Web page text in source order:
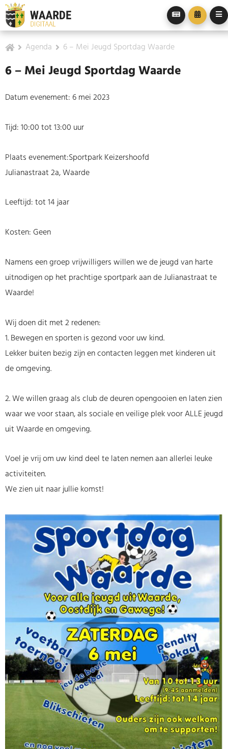
Agenda 6 – Mei Jeugd Sportdag Waarde
6 – Mei Jeugd Sportdag Waarde
Datum evenement: 6 mei 2023
Tijd: 10:00 tot 13:00 uur
Plaats evenement:Sportpark Keizershoofd
Julianastraat 2a, Waarde
Leeftijd: tot 14 jaar
Kosten: Geen
Namens een groep vrijwilligers willen we de jeugd van harte
uitnodigen op het prachtige sportpark aan de Julianastraat te
Waarde!
Wij doen dit met 2 redenen:
1. Bewegen en sporten is gezond voor uw kind.
Lekker buiten bezig zijn en contacten leggen met kinderen uit
de omgeving.
2. We willen graag als club de deuren opengooien en laten zien
waar we voor staan, als sociale en veilige plek voor ALLE jeugd
uit Waarde en omgeving.
Voel je vrij om uw kind deel te laten nemen aan allerlei leuke
activiteiten.
We zien uit naar jullie komst!